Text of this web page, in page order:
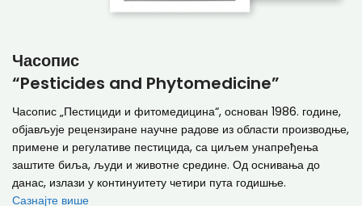
Часопис
“Pesticides and Phytomedicine”
Часопис „Пестициди и фитомедицина“, основан 1986. године,
објављује рецензиране научне радове из области производње,
примене и регулативе пестицида, са циљем унапређења
заштите биља, људи и животне средине. Од оснивања до
данас, излази у континуитету четири пута годишње.
Сазнајте више